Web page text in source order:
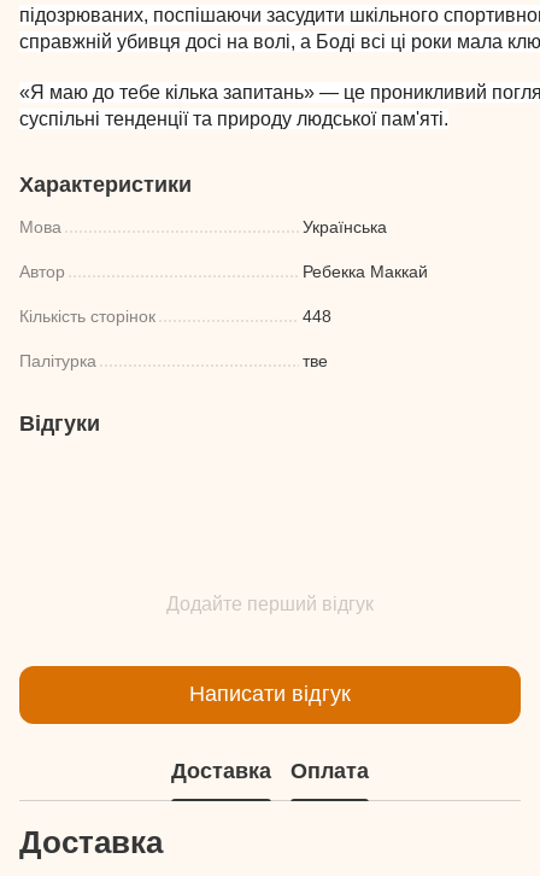
підозрюваних, поспішаючи засудити шкільного
справжній убивця досі на волі, а Боді всі ці роки мала
«Я маю до тебе кілька запитань» — це проникливий
суспільні тенденції та природу людської пам'яті.
Характеристики
Мова Українська
Автор Ребекка Маккай
Кількість сторінок 448
Палітурка тве
Відгуки
Додайте перший відгук
Написати відгук
Доставка Оплата
Доставка